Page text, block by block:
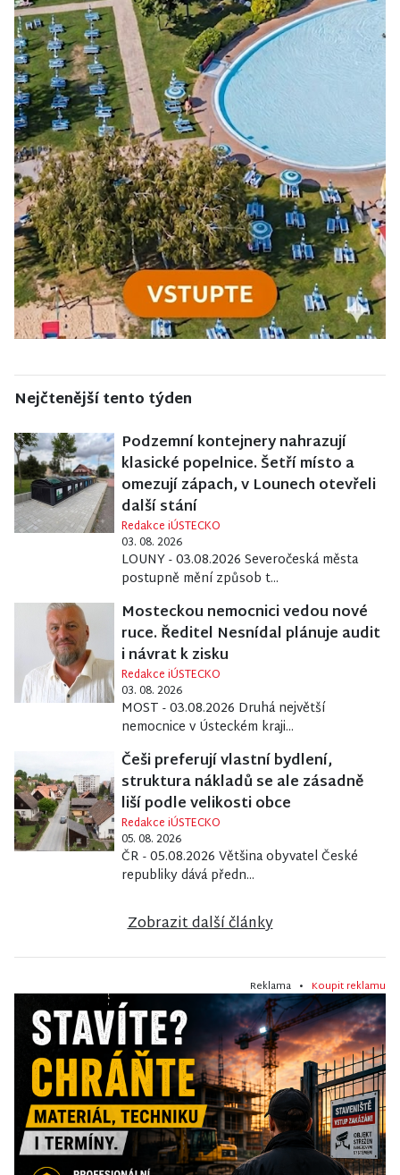
Nejčtenější tento týden
Podzemní kontejnery nahrazují
klasické popelnice. Šetří místo a
omezují zápach, v Lounech otevřeli
další stání
Redakce iÚSTECKO
03. 08. 2026
LOUNY - 03.08.2026 Severočeská města
postupně mění způsob t...
Mosteckou nemocnici vedou nové
ruce. Ředitel Nesnídal plánuje audit
i návrat k zisku
Redakce iÚSTECKO
03. 08. 2026
MOST - 03.08.2026 Druhá největší
nemocnice v Ústeckém kraji...
Češi preferují vlastní bydlení,
struktura nákladů se ale zásadně
liší podle velikosti obce
Redakce iÚSTECKO
05. 08. 2026
ČR - 05.08.2026 Většina obyvatel České
republiky dává předn...
Zobrazit další články
Reklama • Koupit reklamu